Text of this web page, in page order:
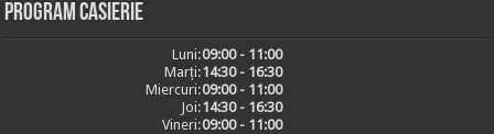
Program casierie
Luni:09:00 - 11:00
Marți:14:30 - 16:30
Miercuri:09:00 - 11:00
Joi:14:30 - 16:30
Vineri:09:00 - 11:00